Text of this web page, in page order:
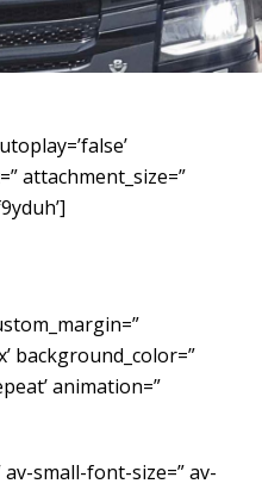
attachment_size=”
background_color=”
animation=”
small-font-size=” av-